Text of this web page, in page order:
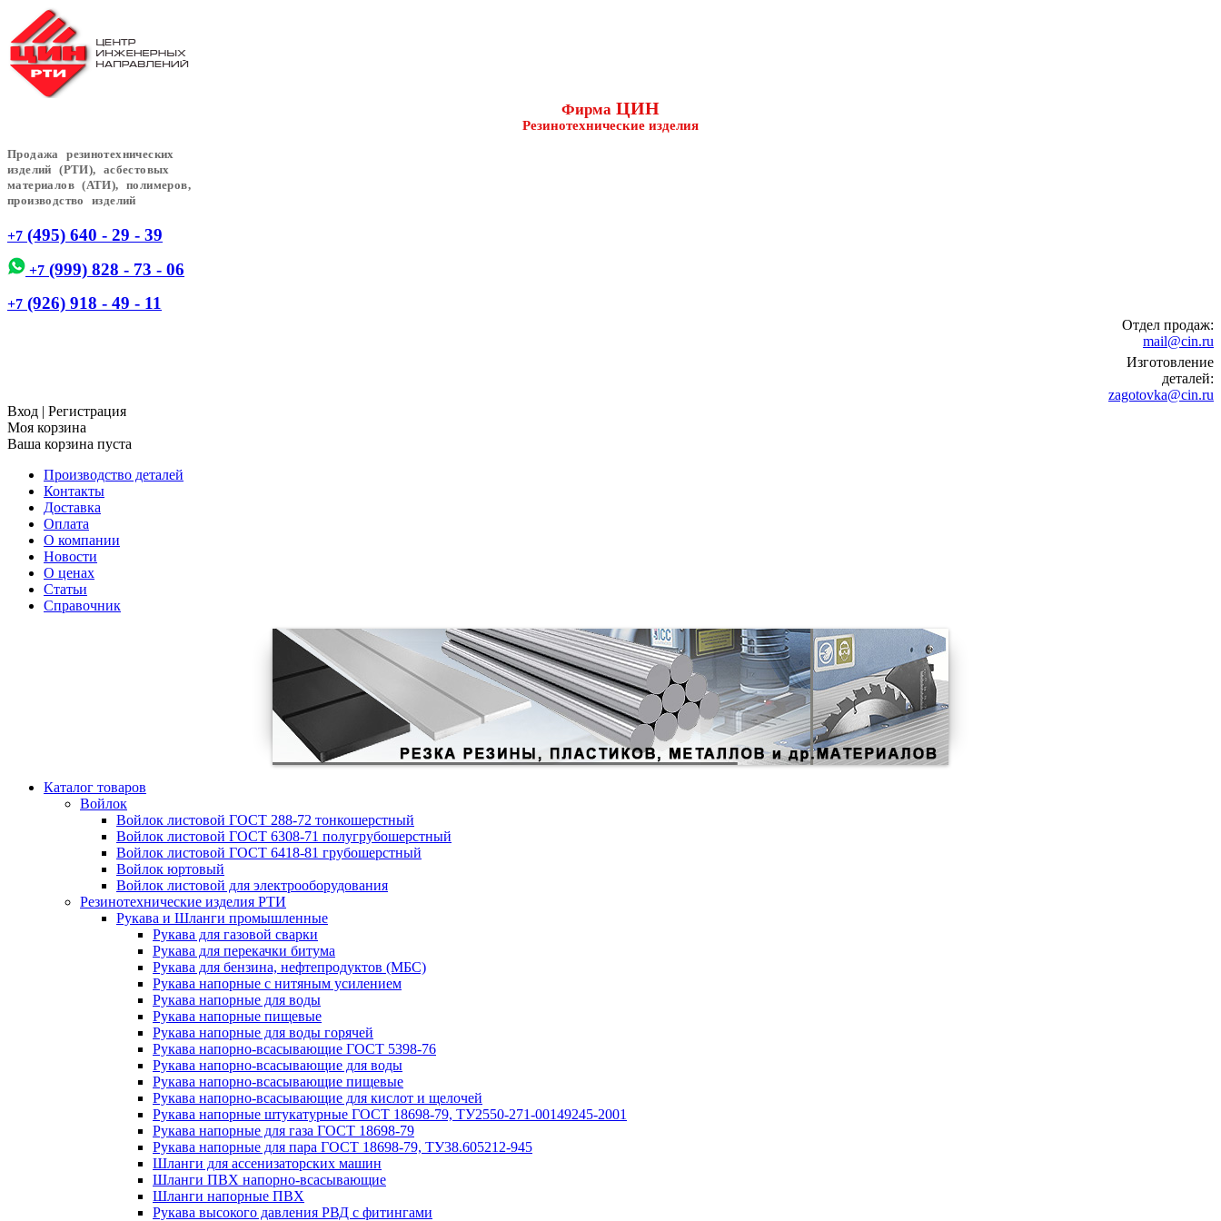
Фирма ЦИН
Резинотехнические изделия
Продажа резинотехнических
изделий (РТИ), асбестовых
материалов (АТИ), полимеров,
производство изделий
+7 (495) 640 - 29 - 39
+7 (999) 828 - 73 - 06
+7 (926) 918 - 49 - 11
Отдел продаж:
mail@cin.ru
Изготовление
деталей:
zagotovka@cin.ru
Вход | Регистрация
Моя корзина
Ваша корзина пуста
Производство деталей
Контакты
Доставка
Оплата
О компании
Новости
О ценах
Статьи
Справочник
Каталог товаров
Войлок
Войлок листовой ГОСТ 288-72 тонкошерстный
Войлок листовой ГОСТ 6308-71 полугрубошерстный
Войлок листовой ГОСТ 6418-81 грубошерстный
Войлок юртовый
Войлок листовой для электрооборудования
Резинотехнические изделия РТИ
Рукава и Шланги промышленные
Рукава для газовой сварки
Рукава для перекачки битума
Рукава для бензина, нефтепродуктов (МБС)
Рукава напорные с нитяным усилением
Рукава напорные для воды
Рукава напорные пищевые
Рукава напорные для воды горячей
Рукава напорно-всасывающие ГОСТ 5398-76
Рукава напорно-всасывающие для воды
Рукава напорно-всасывающие пищевые
Рукава напорно-всасывающие для кислот и щелочей
Рукава напорные штукатурные ГОСТ 18698-79, ТУ2550-271-00149245-2001
Рукава напорные для газа ГОСТ 18698-79
Рукава напорные для пара ГОСТ 18698-79, ТУ38.605212-945
Шланги для ассенизаторских машин
Шланги ПВХ напорно-всасывающие
Шланги напорные ПВХ
Рукава высокого давления РВД с фитингами